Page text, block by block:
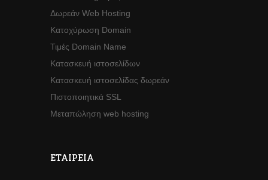
Δωρεάν Web Hosting
Κατοχύρωση Domain
Τιμές Domain Name
Κατασκευή ιστοσελίδων
Κατασκευή ιστοσελίδας δωρεάν
Πιστοποιητικά SSL
Μεταπώληση web hosting
ΕΤΑΙΡΕΊΑ